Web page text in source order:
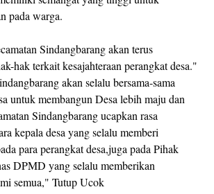
pada warga.
Sindangbarang akan terus
hak terkait kesajahteraan perangkat desa."
akan selalu bersama-sama
untuk membangun Desa lebih maju dan
Sindangbarang ucapkan rasa
kepala desa yang selalu memberi
para perangkat desa,juga pada Pihak
DPMD yang selalu memberikan
semua," Tutup Ucok